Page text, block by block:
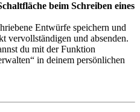
beim Schreiben eines
Entwürfe speichern und
vervollständigen und absenden.
du mit der Funktion
in deinem persönlichen